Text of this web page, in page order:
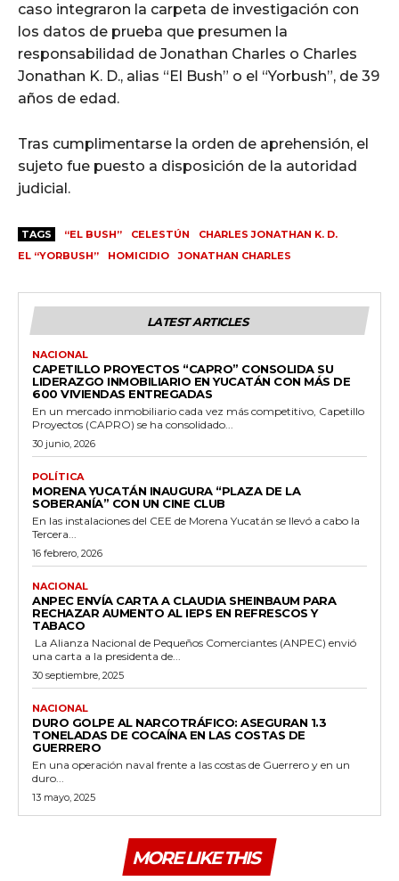
caso integraron la carpeta de investigación con
los datos de prueba que presumen la
responsabilidad de Jonathan Charles o Charles
Jonathan K. D., alias “El Bush” o el “Yorbush”, de 39
años de edad.
Tras cumplimentarse la orden de aprehensión, el
sujeto fue puesto a disposición de la autoridad
judicial.
TAGS “EL BUSH” CELESTÚN
CHARLES JONATHAN K. D.
EL “YORBUSH”
HOMICIDIO JONATHAN CHARLES
LATEST ARTICLES
NACIONAL
CAPETILLO PROYECTOS “CAPRO” CONSOLIDA SU
LIDERAZGO INMOBILIARIO EN YUCATÁN CON MÁS DE
600 VIVIENDAS ENTREGADAS
En un mercado inmobiliario cada vez más competitivo, Capetillo
Proyectos (CAPRO) se ha consolidado...
30 junio, 2026
POLÍTICA
MORENA YUCATÁN INAUGURA “PLAZA DE LA
SOBERANÍA” CON UN CINE CLUB
En las instalaciones del CEE de Morena Yucatán se llevó a cabo la
Tercera...
16 febrero, 2026
NACIONAL
ANPEC ENVÍA CARTA A CLAUDIA SHEINBAUM PARA
RECHAZAR AUMENTO AL IEPS EN REFRESCOS Y
TABACO
La Alianza Nacional de Pequeños Comerciantes (ANPEC) envió
una carta a la presidenta de...
30 septiembre, 2025
NACIONAL
DURO GOLPE AL NARCOTRÁFICO: ASEGURAN 1.3
TONELADAS DE COCAÍNA EN LAS COSTAS DE
GUERRERO
En una operación naval frente a las costas de Guerrero y en un
duro...
13 mayo, 2025
MORE LIKE THIS